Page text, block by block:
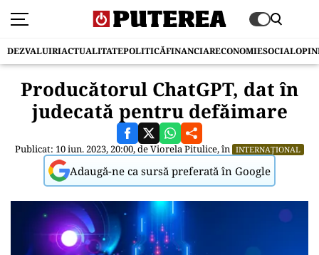
DEZVALUIRIACTUALITATEPOLITICĂFINANCIARECONOMIESOCIAL
Producătorul ChatGPT, dat în
judecată pentru defăimare
Publicat: 10 iun. 2023, 20:00, deViorela Pitulice, în INTERNAȚIONAL
Adaugă-ne ca sursă preferată în Google